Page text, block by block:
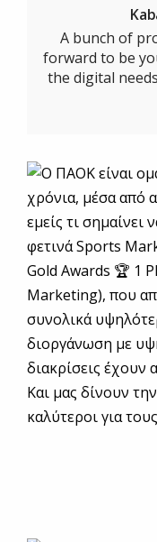
A bunch of
forward to be
the digital